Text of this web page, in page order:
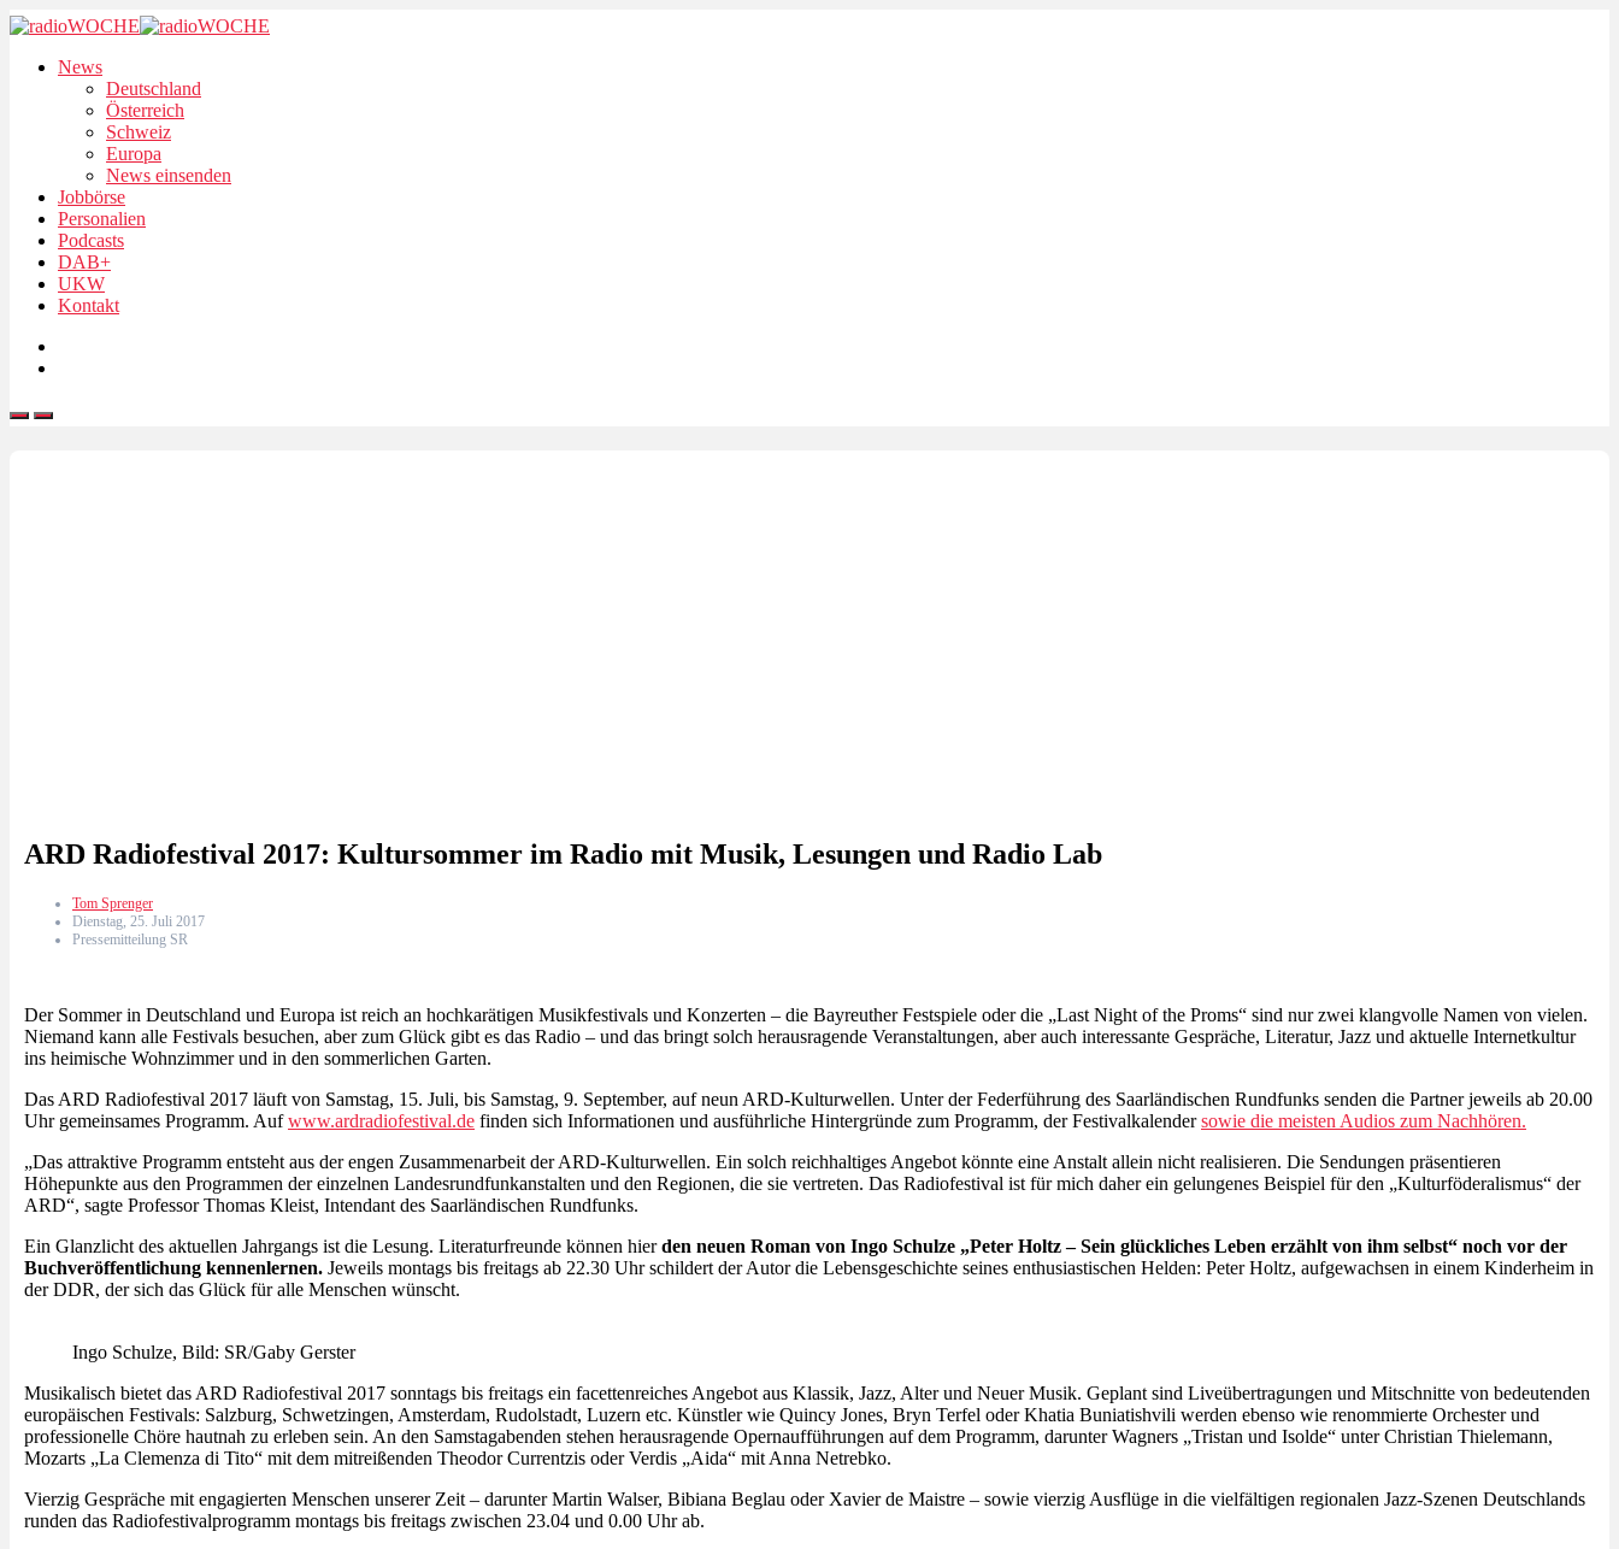
News
Deutschland
Österreich
Schweiz
Europa
News einsenden
Jobbörse
Personalien
Podcasts
DAB+
UKW
Kontakt
ARD Radiofestival 2017: Kultursommer im Radio mit Musik, Lesungen und Radio Lab
Tom Sprenger
Dienstag, 25. Juli 2017
Pressemitteilung SR
Der Sommer in Deutschland und Europa ist reich an hochkarätigen Musikfestivals und Konzerten – die Bayreuther Festspiele oder die „Last Night of the Proms“ sind nur zwei klangvolle Namen von vielen.
Niemand kann alle Festivals besuchen, aber zum Glück gibt es das Radio – und das bringt solch herausragende Veranstaltungen, aber auch interessante Gespräche, Literatur, Jazz und aktuelle Internetkultur
ins heimische Wohnzimmer und in den sommerlichen Garten.
Das ARD Radiofestival 2017 läuft von Samstag, 15. Juli, bis Samstag, 9. September, auf neun ARD-Kulturwellen. Unter der Federführung des Saarländischen Rundfunks senden die Partner jeweils ab 20.00
Uhr gemeinsames Programm. Aufwww.ardradiofestival.de finden sich Informationen und ausführliche Hintergründe zum Programm, der Festivalkalendersowie die meisten Audios zum Nachhören.
„Das attraktive Programm entsteht aus der engen Zusammenarbeit der ARD-Kulturwellen. Ein solch reichhaltiges Angebot könnte eine Anstalt allein nicht realisieren. Die Sendungen präsentieren
Höhepunkte aus den Programmen der einzelnen Landesrundfunkanstalten und den Regionen, die sie vertreten. Das Radiofestival ist für mich daher ein gelungenes Beispiel für den „Kulturföderalismus“ der
ARD“, sagte Professor Thomas Kleist, Intendant des Saarländischen Rundfunks.
Ein Glanzlicht des aktuellen Jahrgangs ist die Lesung. Literaturfreunde können hierden neuen Roman von Ingo Schulze „Peter Holtz – Sein glückliches Leben erzählt von ihm selbst“ noch vor der
Buchveröffentlichung kennenlernen. Jeweils montags bis freitags ab 22.30 Uhr schildert der Autor die Lebensgeschichte seines enthusiastischen Helden: Peter Holtz, aufgewachsen in einem Kinderheim in
der DDR, der sich das Glück für alle Menschen wünscht.
Ingo Schulze, Bild: SR/Gaby Gerster
Musikalisch bietet das ARD Radiofestival 2017 sonntags bis freitags ein facettenreiches Angebot aus Klassik, Jazz, Alter und Neuer Musik. Geplant sind Liveübertragungen und Mitschnitte von bedeutenden
europäischen Festivals: Salzburg, Schwetzingen, Amsterdam, Rudolstadt, Luzern etc. Künstler wie Quincy Jones, Bryn Terfel oder Khatia Buniatishvili werden ebenso wie renommierte Orchester und
professionelle Chöre hautnah zu erleben sein. An den Samstagabenden stehen herausragende Opernaufführungen auf dem Programm, darunter Wagners „Tristan und Isolde“ unter Christian Thielemann,
Mozarts „La Clemenza di Tito“ mit dem mitreißenden Theodor Currentzis oder Verdis „Aida“ mit Anna Netrebko.
Vierzig Gespräche mit engagierten Menschen unserer Zeit – darunter Martin Walser, Bibiana Beglau oder Xavier de Maistre – sowie vierzig Ausflüge in die vielfältigen regionalen Jazz-Szenen Deutschlands
runden das Radiofestivalprogramm montags bis freitags zwischen 23.04 und 0.00 Uhr ab.